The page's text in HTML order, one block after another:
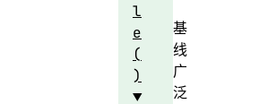
基
线
广
泛
l
e
(
)